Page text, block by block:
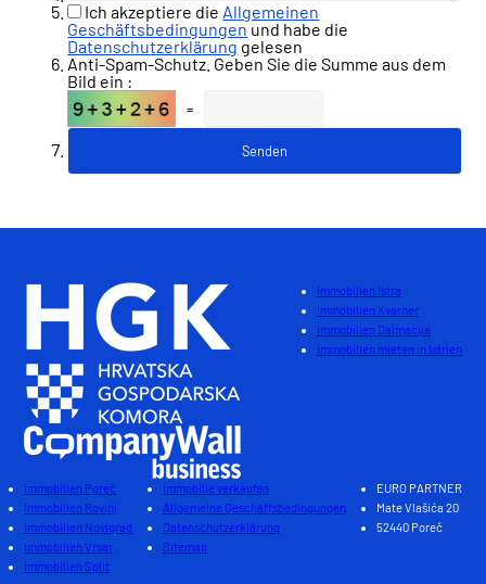
Ich akzeptiere die Allgemeinen
Geschäftsbedingungen und habe die
Datenschutzerklärung gelesen
Anti-Spam-Schutz. Geben Sie die Summe aus dem
Bild ein :
=
Immobilien Istra
Immobilien Kvarner
Immobilien Dalmacija
Immobilien mieten in Istrien
Immobilien Poreč
Immobilien Rovinj
Immobilien Novigrad
Immobilien Vrsar
Immobilien Split
Immobilie verkaufen
Allgemeine Geschäftsbedingungen
Datenschutzerklärung
Sitemap
EURO PARTNER
Mate Vlašića 20
52440 Poreč